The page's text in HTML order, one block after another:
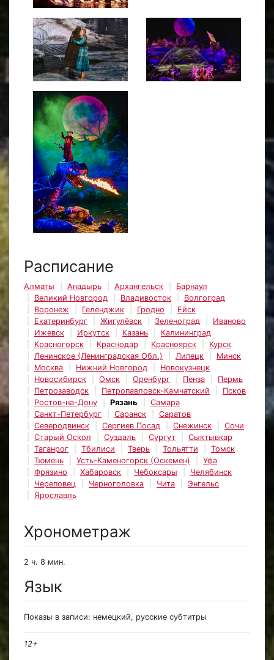
Расписание
Алматы Анадырь Архангельск
Барнаул
Великий Новгород
Владивосток
Волгоград
Воронеж
Геленджик Гродно
Ейск
Екатеринбург
Жигулёвск Зеленоград
Иваново
Ижевск
Иркутск Казань
Калининград
Красногорск
Краснодар Красноярск
Курск
Ленинское (Ленинградская Обл.)
Липецк
Минск
Москва
Нижний Новгород
Новокузнецк
Новосибирск
Омск Оренбург Пенза
Пермь
Петрозаводск
Петропавловск-Камчатский
Псков
Ростов-на-Дону
Рязань
Самара
Санкт-Петербург
Саранск
Саратов
Северодвинск
Сергиев Посад Снежинск
Сочи
Старый Оскол
Суздаль Сургут
Сыктывкар
Таганрог
Тбилиси Тверь Тольятти
Томск
Тюмень
Усть-Каменогорск (Оскемен)
Уфа
Фрязино
Хабаровск Чебоксары
Челябинск
Череповец
Черноголовка Чита
Энгельс
Ярославль
Хронометраж
2 ч. 8 мин.
Язык
Показы в записи: немецкий, русские субтитры
12+